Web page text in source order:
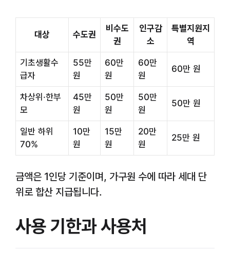
대상 수도권
비수도
권
인구감
소
특별지원지
역
기초생활수
급자
55만
원
60만
원
60만
원
60만 원
차상위·한부
모
45만
원
50만
원
50만
원
50만 원
일반 하위
70%
10만
원
15만
원
20만
원
25만 원
금액은 1인당 기준이며, 가구원 수에 따라 세대 단
위로 합산 지급됩니다.
사용 기한과 사용처